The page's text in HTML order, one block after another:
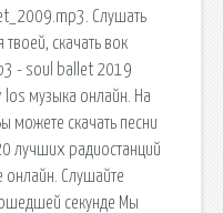
Слушать
скачать вок
- soul ballet 2019
los музыка онлайн. На
можете скачать песни
лучших радиостанций
онлайн. Слушайте
секунде Мы